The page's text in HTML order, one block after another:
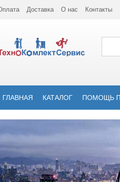
Доставка О нас Контакты
ГЛАВНАЯ КАТАЛОГ ПОМОЩЬ